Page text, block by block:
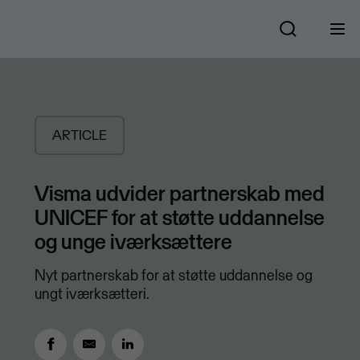
ARTICLE
Visma udvider partnerskab med
UNICEF for at støtte uddannelse
og unge iværksættere
Nyt partnerskab for at støtte uddannelse og
ungt iværksætteri.